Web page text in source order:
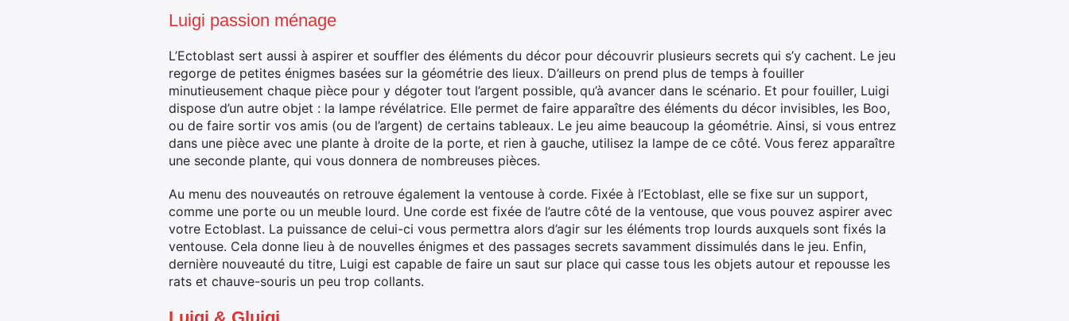
Luigi passion ménage
L’Ectoblast sert aussi à aspirer et souffler des éléments du décor pour découvrir plusieurs secrets qui s’y cachent. Le jeu
regorge de petites énigmes basées sur la géométrie des lieux. D’ailleurs on prend plus de temps à fouiller
minutieusement chaque pièce pour y dégoter tout l’argent possible, qu’à avancer dans le scénario. Et pour fouiller, Luigi
dispose d’un autre objet : la lampe révélatrice. Elle permet de faire apparaître des éléments du décor invisibles, les Boo,
ou de faire sortir vos amis (ou de l’argent) de certains tableaux. Le jeu aime beaucoup la géométrie. Ainsi, si vous entrez
dans une pièce avec une plante à droite de la porte, et rien à gauche, utilisez la lampe de ce côté. Vous ferez apparaître
une seconde plante, qui vous donnera de nombreuses pièces.
Au menu des nouveautés on retrouve également la ventouse à corde. Fixée à l’Ectoblast, elle se fixe sur un support,
comme une porte ou un meuble lourd. Une corde est fixée de l’autre côté de la ventouse, que vous pouvez aspirer avec
votre Ectoblast. La puissance de celui-ci vous permettra alors d’agir sur les éléments trop lourds auxquels sont fixés la
ventouse. Cela donne lieu à de nouvelles énigmes et des passages secrets savamment dissimulés dans le jeu. Enfin,
dernière nouveauté du titre, Luigi est capable de faire un saut sur place qui casse tous les objets autour et repousse les
rats et chauve-souris un peu trop collants.